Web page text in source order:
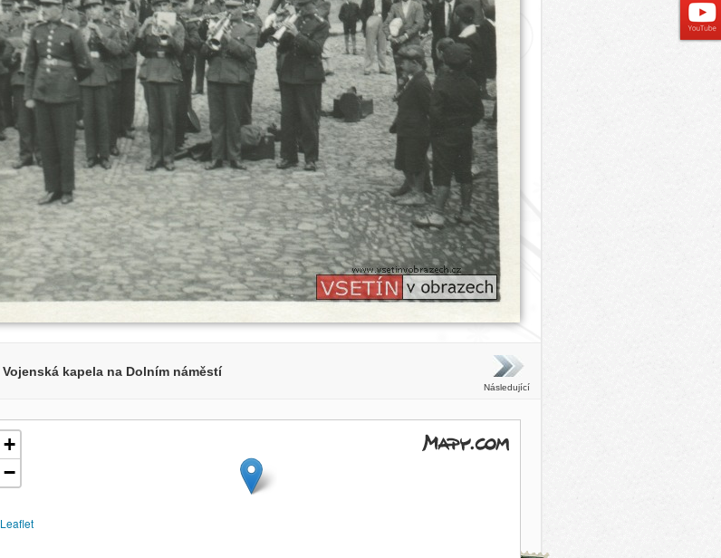
Vojenská kapela na Dolním náměstí
Následující
+
−
Leaflet